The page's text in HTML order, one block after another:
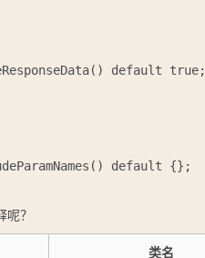
default true;
default {};
呢？
类名